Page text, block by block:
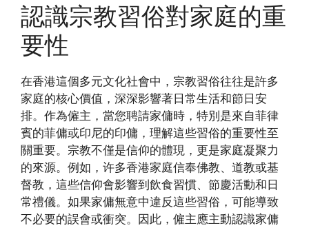
認識宗教習俗對家庭的重
要性
在香港這個多元文化社會中，宗教習俗往往是許多
家庭的核心價值，深深影響著日常生活和節日安
排。作為僱主，當您聘請家傭時，特別是來自菲律
賓的菲傭或印尼的印傭，理解這些習俗的重要性至
關重要。宗教不僅是信仰的體現，更是家庭凝聚力
的來源。例如，许多香港家庭信奉佛教、道教或基
督教，這些信仰會影響到飲食習慣、節慶活動和日
常禮儀。如果家傭無意中違反這些習俗，可能導致
不必要的誤會或衝突。因此，僱主應主動認識家傭